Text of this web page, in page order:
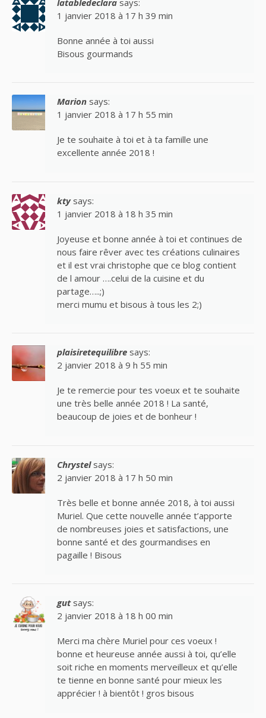
1 janvier 2018 à 17 h 39 min
Bonne année à toi aussi
Bisous gourmands
Marion says:
1 janvier 2018 à 17 h 55 min
Je te souhaite à toi et à ta famille une
excellente année 2018 !
kty says:
1 janvier 2018 à 18 h 35 min
Joyeuse et bonne année à toi et continues de
nous faire rêver avec tes créations culinaires
et il est vrai christophe que ce blog contient
de l amour ….celui de la cuisine et du
partage…..;)
merci mumu et bisous à tous les 2;)
plaisiretequilibre says:
2 janvier 2018 à 9 h 55 min
Je te remercie pour tes voeux et te souhaite
une très belle année 2018 ! La santé,
beaucoup de joies et de bonheur !
Chrystel says:
2 janvier 2018 à 17 h 50 min
Très belle et bonne année 2018, à toi aussi
Muriel. Que cette nouvelle année t’apporte
de nombreuses joies et satisfactions, une
bonne santé et des gourmandises en
pagaille ! Bisous
gut says:
2 janvier 2018 à 18 h 00 min
Merci ma chère Muriel pour ces voeux !
bonne et heureuse année aussi à toi, qu’elle
soit riche en moments merveilleux et qu’elle
te tienne en bonne santé pour mieux les
apprécier ! à bientôt ! gros bisous